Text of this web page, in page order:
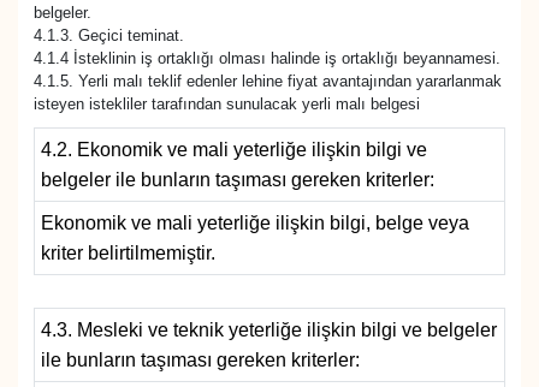
belgeler.
4.1.3. Geçici teminat.
4.1.4 İsteklinin iş ortaklığı olması halinde iş ortaklığı beyannamesi.
4.1.5. Yerli malı teklif edenler lehine fiyat avantajından yararlanmak
isteyen istekliler tarafından sunulacak yerli malı belgesi
4.2. Ekonomik ve mali yeterliğe ilişkin bilgi ve
belgeler ile bunların taşıması gereken kriterler:
Ekonomik ve mali yeterliğe ilişkin bilgi, belge veya
kriter belirtilmemiştir.
4.3. Mesleki ve teknik yeterliğe ilişkin bilgi ve belgeler
ile bunların taşıması gereken kriterler: